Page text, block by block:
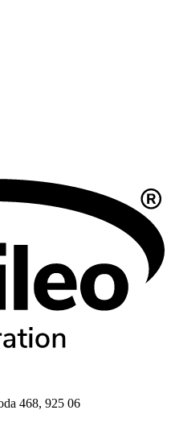
468, 925 06